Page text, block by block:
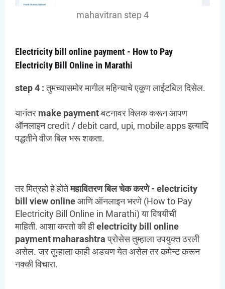
mahavitran step 4
Electricity bill online payment - How to Pay
Electricity Bill Online in Marathi
step 4 :तुमच्यासमोर मागील महिन्याचे एकूण लाईटबिल दिसेल.
यानंतर make paymentबटनावर क्लिक करून आपण
ऑनलाइन credit / debit card, upi, mobile apps इत्यादि
पद्धतीने वीज बिल भरू शकता.
तर मित्रहो हे होतेमहावितरण बिल चेक करणे - electricity
bill view onlineआणि ऑनलाइन भरणे (How to Pay
Electricity Bill Online in Marathi) या विषयीची
माहिती. आशा करतो की हीelectricity bill online
payment maharashtraप्रोसेस तुम्हाला उपयुक्त ठरली
असेल. जर तुम्हाला काही अडचण येत असेल तर कमेन्ट करून
नक्की विचारा.